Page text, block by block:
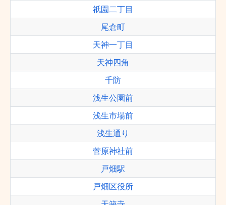
祇園二丁目
尾倉町
天神一丁目
天神四角
千防
浅生公園前
浅生市場前
浅生通り
菅原神社前
戸畑駅
戸畑区役所